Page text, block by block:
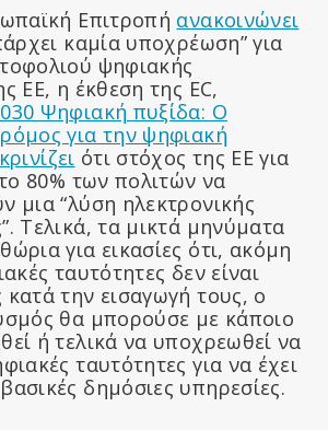
Επιτροπή ανακοινώνει
καμία υποχρέωση” για
ψηφιακής
ΕΕ, η έκθεση της ΕC,
Ψηφιακή πυξίδα: Ο
για την ψηφιακή
ότι στόχος της ΕΕ για
80% των πολιτών να
μια “λύση ηλεκτρονικής
Τελικά, τα μικτά μηνύματα
για εικασίες ότι, ακόμη
ταυτότητες δεν είναι
κατά την εισαγωγή τους, ο
θα μπορούσε με κάποιο
ή τελικά να υποχρεωθεί να
ταυτότητες για να έχει
δημόσιες υπηρεσίες.